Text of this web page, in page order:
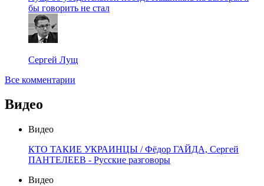
бы говорить не стал
Сергей Лущ
Все комментарии
Видео
Видео
КТО ТАКИЕ УКРАИНЦЫ / Фёдор ГАЙДА, Сергей
ПАНТЕЛЕЕВ - Русские разговоры
Видео